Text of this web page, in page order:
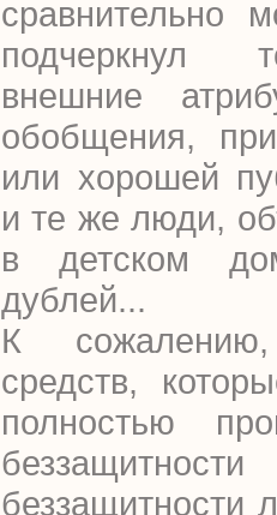
сравнительно
подчеркнул
внешние
обобщения,
или хорошей
и те же люди,
в детском
дублей...
К сожалению,
средств,
полностью
беззащитности